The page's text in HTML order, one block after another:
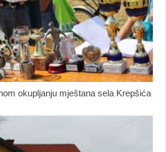
okupljanju mještana sela Krepšića